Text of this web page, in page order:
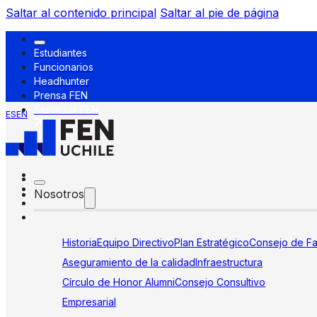
Saltar al contenido principal Saltar al pie de página
Estudiantes
Funcionarios
Headhunter
Prensa FEN
ESEN
Nosotros
HistoriaEquipo DirectivoPlan EstratégicoConsejo de
Aseguramiento de la calidadInfraestructura
Círculo de Honor AlumniConsejo Consultivo
Empresarial